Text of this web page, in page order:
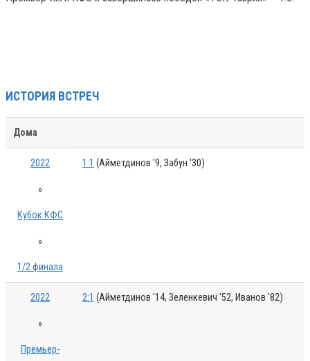
ИСТОРИЯ ВСТРЕЧ
Дома
2022
»
Кубок КФС
»
1/2 финала
1:1 (Айметдинов '9, Забун '30)
2022
»
Премьер-
2:1 (Айметдинов '14, Зеленкевич '52, Иванов '82)